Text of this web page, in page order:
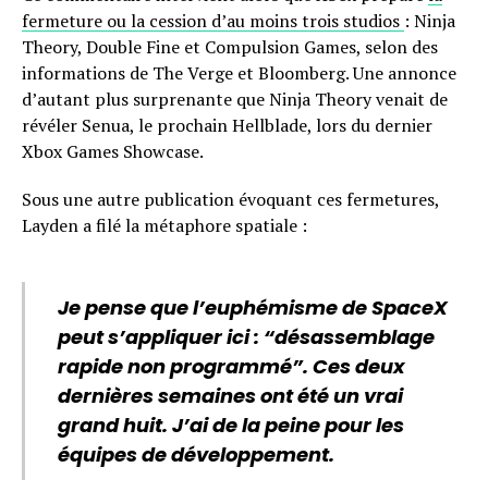
fermeture ou la cession d’au moins trois studios : Ninja
Theory, Double Fine et Compulsion Games, selon des
informations de The Verge et Bloomberg. Une annonce
d’autant plus surprenante que Ninja Theory venait de
révéler Senua, le prochain Hellblade, lors du dernier
Xbox Games Showcase.
Sous une autre publication évoquant ces fermetures,
Layden a filé la métaphore spatiale :
Je pense que l’euphémisme de SpaceX
peut s’appliquer ici : “désassemblage
rapide non programmé”. Ces deux
dernières semaines ont été un vrai
grand huit. J’ai de la peine pour les
équipes de développement.